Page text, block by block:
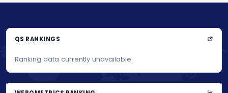
QS RANKINGS
Ranking data currently unavailable.